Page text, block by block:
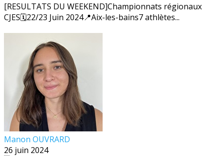
[RESULTATS DU WEEKEND]Championnats régionaux
CJES🗓️22/23 Juin 2024📍Aix-les-bains7 athlètes...
Manon OUVRARD
26 juin 2024